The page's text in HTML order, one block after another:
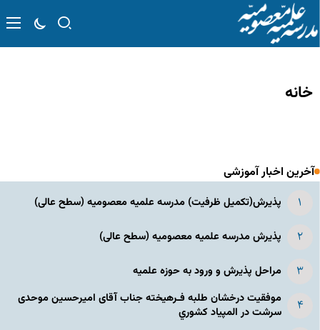
خانه
آخرین اخبار آموزشی
پذیرش(تکمیل ظرفیت) مدرسه علمیه معصومیه‌ (سطح عالی)
پذیرش مدرسه علمیه معصومیه‌ (سطح عالی)
مراحل پذیرش و ورود به حوزه علمیه
موفقیت درخشان طلبه فـرهیخته جناب آقای امیرحسین موحدی
سرشت در المپياد كشوري